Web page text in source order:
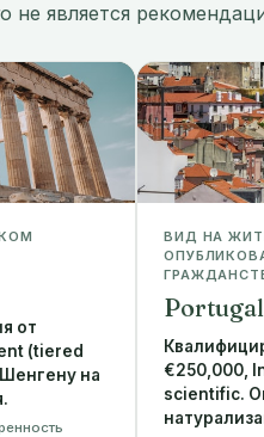
не является
от
(tiered
на
ВИД НА
€250,000,
scientific.